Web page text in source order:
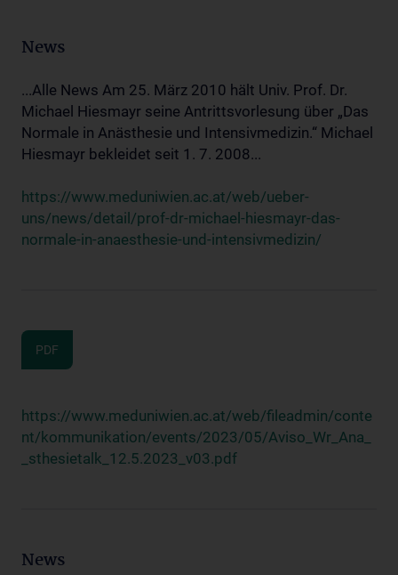
News
...Alle News Am 25. März 2010 hält Univ. Prof. Dr.
Michael Hiesmayr seine Antrittsvorlesung über „Das
Normale in Anästhesie und Intensivmedizin.“ Michael
Hiesmayr bekleidet seit 1. 7. 2008...
https://www.meduniwien.ac.at/web/ueber-
uns/news/detail/prof-dr-michael-hiesmayr-das-
normale-in-anaesthesie-und-intensivmedizin/
PDF
https://www.meduniwien.ac.at/web/fileadmin/conte
nt/kommunikation/events/2023/05/Aviso_Wr_Ana_
_sthesietalk_12.5.2023_v03.pdf
News